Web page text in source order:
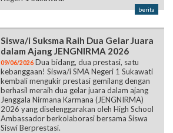
berita
Siswa/i Suksma Raih Dua Gelar Juara
dalam Ajang JENGNIRMA 2026
09/06/2026 Dua bidang, dua prestasi, satu
kebanggaan! Siswa/i SMA Negeri 1 Sukawati
kembali mengukir prestasi gemilang dengan
berhasil meraih dua gelar juara dalam ajang
Jenggala Nirmana Karmana (JENGNIRMA)
2026 yang diselenggarakan oleh High School
Ambassador berkolaborasi bersama Siswa
Siswi Berprestasi.